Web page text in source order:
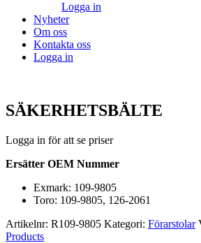
Logga in
Nyheter
Om oss
Kontakta oss
Logga in
SÄKERHETSBÄLTE
Logga in för att se priser
Ersätter OEM Nummer
Exmark: 109-9805
Toro: 109-9805, 126-2061
Artikelnr: R109-9805 Kategori: Förarstolar
Products